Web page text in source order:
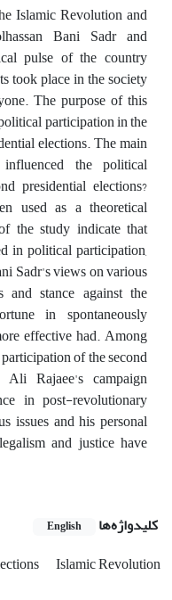
Islamic Revolution and
Bani Sadr and
pulse of the country
took place in the society
The purpose of this
participation in the
elections. The main
the political
presidential elections?
used as a theoretical
the study indicate that
in political participation,
Sadr's views on various
and stance against the
in spontaneously
effective had. Among
of the second
Ali Rajaee's campaign
in post-revolutionary
issues and his personal
and justice have
کلیدواژه‌ها English
Islamic Revolution